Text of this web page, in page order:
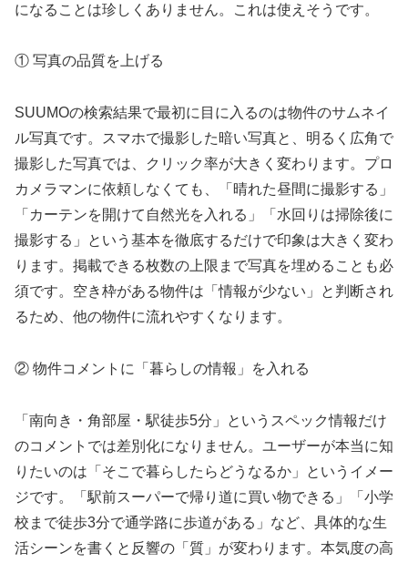
になることは珍しくありません。これは使えそうです。
① 写真の品質を上げる
SUUMOの検索結果で最初に目に入るのは物件のサムネイ
ル写真です。スマホで撮影した暗い写真と、明るく広角で
撮影した写真では、クリック率が大きく変わります。プロ
カメラマンに依頼しなくても、「晴れた昼間に撮影する」
「カーテンを開けて自然光を入れる」「水回りは掃除後に
撮影する」という基本を徹底するだけで印象は大きく変わ
ります。掲載できる枚数の上限まで写真を埋めることも必
須です。空き枠がある物件は「情報が少ない」と判断され
るため、他の物件に流れやすくなります。
② 物件コメントに「暮らしの情報」を入れる
「南向き・角部屋・駅徒歩5分」というスペック情報だけ
のコメントでは差別化になりません。ユーザーが本当に知
りたいのは「そこで暮らしたらどうなるか」というイメー
ジです。「駅前スーパーで帰り道に買い物できる」「小学
校まで徒歩3分で通学路に歩道がある」など、具体的な生
活シーンを書くと反響の「質」が変わります。本気度の高